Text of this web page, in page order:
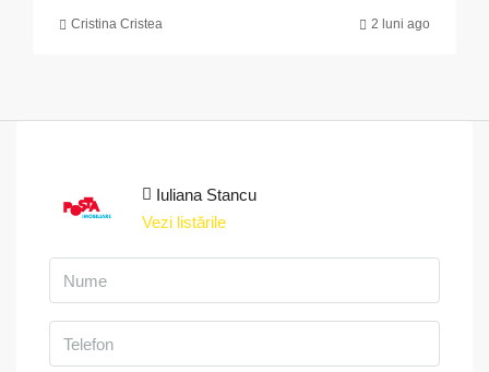
Cristina Cristea 2 luni ago
Iuliana Stancu
Vezi listările